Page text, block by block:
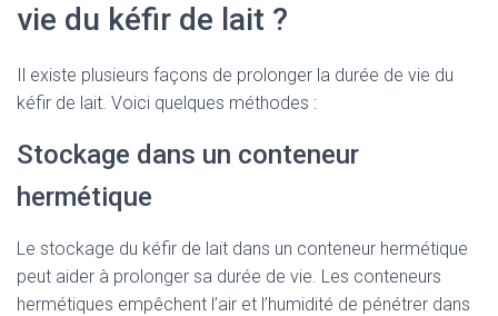
vie du kéfir de lait ?
Il existe plusieurs façons de prolonger la durée de vie du
kéfir de lait. Voici quelques méthodes :
Stockage dans un conteneur
hermétique
Le stockage du kéfir de lait dans un conteneur hermétique
peut aider à prolonger sa durée de vie. Les conteneurs
hermétiques empêchent l’air et l’humidité de pénétrer dans